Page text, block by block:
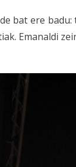
bat ere
Emanaldi